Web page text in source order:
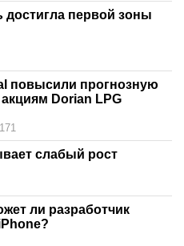
достигла первой зоны
повысили прогнозную
Dorian LPG
171
слабый рост
ли разработчик